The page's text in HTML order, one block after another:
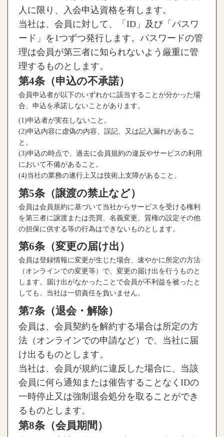
人に限り、入会申込資格を有します。
当社は、会員に対して、「ID」及び「パスワ
ード」を1つずつ発行します。パスワードの管
理は会員が第三者に知られないよう厳重に管
理するものとします。
第4条（申込の不承諾）
会員申込者が以下のいずれかに該当することが分かった場
合、申込を承諾しないことがあります。
(1)申込者が実在しないこと。
(2)申込内容に虚偽の内容、誤記、又は記入漏れがあるこ
と。
(3)申込の時点で、過去に会員規約の違反やサービスの利用
において不備があること。
(4)当社の業務の遂行上又は技術上支障があること。
第5条（譲渡の禁止など）
会員は会員規約に基づいて当社からサービスを受ける権利
を第三者に譲渡または売買、名義変更、質権の設定その他
の担保に供する等の行為はできないものとします。
第6条（変更の届け出）
会員は登録情報に変更が生じた場合、速やかに所定の方法
（オンラインでの変更等）で、変更の届け出を行うものと
します。届け出がなかったことで会員が不利益を被ったと
しても、当社は一切責任を負いません。
第7条（退会・解除）
会員は、会員契約を解約する場合は所定の方
法（オンラインでの申請など）で、当社に届
け出るものとします。
当社は、会員が規約に違反した場合に、当該
会員に何ら通知または催告することなくIDの
一時停止又は強制退会処分を取ることができ
るものとします。
第8条（会員期間）